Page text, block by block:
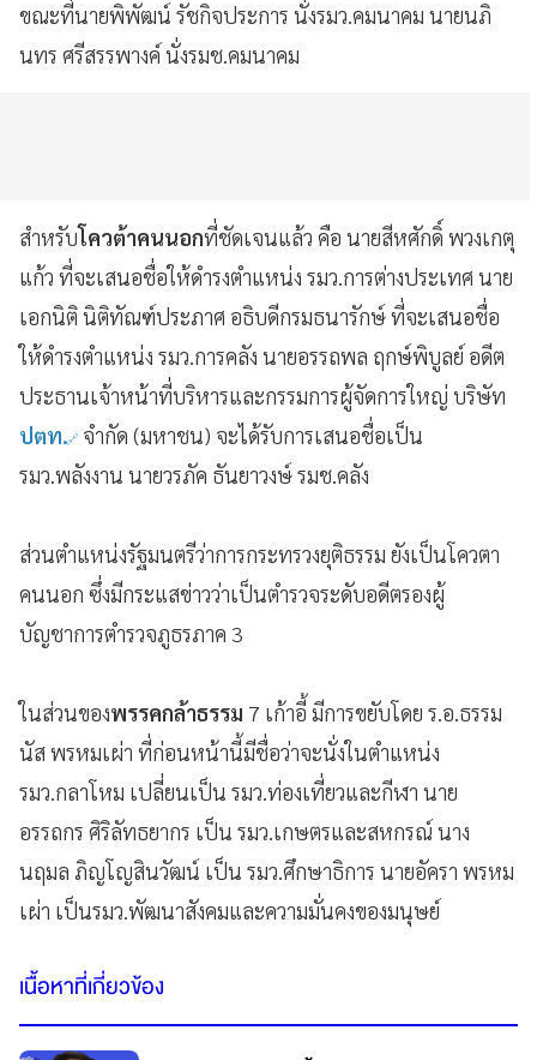
ขณะที่นายพิพัฒน์ รัชกิจประการ นั่งรมว.คมนาคม นายนภิ
นทร ศรีสรรพางค์ นั่งรมช.คมนาคม
สำหรับโควต้าคนนอกที่ชัดเจนแล้ว คือ นายสีหศักดิ์ พวงเกตุ
แก้ว ที่จะเสนอชื่อให้ดำรงตำแหน่ง รมว.การต่างประเทศ นาย
เอกนิติ นิติทัณฑ์ประภาศ อธิบดีกรมธนารักษ์ ที่จะเสนอชื่อ
ให้ดำรงตำแหน่ง รมว.การคลัง นายอรรถพล ฤกษ์พิบูลย์ อดีต
ประธานเจ้าหน้าที่บริหารและกรรมการผู้จัดการใหญ่ บริษัท
ปตท. จำกัด (มหาชน) จะได้รับการเสนอชื่อเป็น
รมว.พลังงาน นายวรภัค ธันยาวงษ์ รมช.คลัง
ส่วนตำแหน่งรัฐมนตรีว่าการกระทรวงยุติธรรม ยังเป็นโควตา
คนนอก ซึ่งมีกระแสข่าวว่าเป็นตำรวจระดับอดีตรองผู้
บัญชาการตำรวจภูธรภาค 3
ในส่วนของพรรคกล้าธรรม​ 7 เก้าอี้​ มีการขยับโดย ร.อ.ธรรม
นัส พรหมเผ่า ที่ก่อนหน้านี้มีชื่อว่าจะนั่งในตำแหน่ง
รมว.กลาโหม เปลี่ยนเป็น รมว.ท่องเที่ยวและกีฬา นาย
อรรถกร ศิริลัทธยากร เป็น รมว.เกษตรและสหกรณ์ นาง
นฤมล ภิญโญสินวัฒน์ เป็น รมว.ศึกษา​ธิการ​ นายอัครา พรหม
เผ่า เป็นรมว.พัฒนาสังคมและความมั่นคงของมนุษย์ ​
เนื้อหาที่เกี่ยวข้อง